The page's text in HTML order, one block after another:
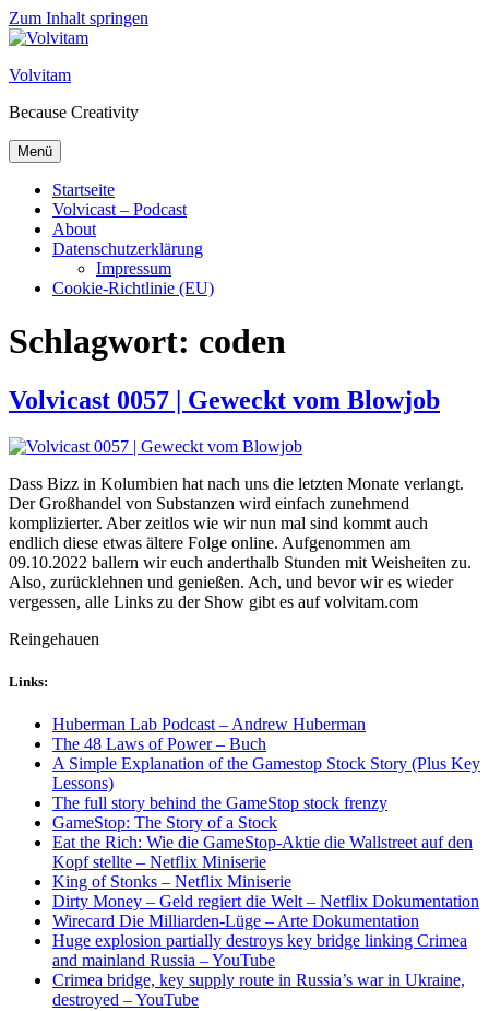
Zum Inhalt springen
Volvitam
Because Creativity
Menü
Startseite
Volvicast – Podcast
About
Datenschutzerklärung
Impressum
Cookie-Richtlinie (EU)
Schlagwort: coden
Volvicast 0057 | Geweckt vom Blowjob
Dass Bizz in Kolumbien hat nach uns die letzten Monate verlangt.
Der Großhandel von Substanzen wird einfach zunehmend
komplizierter. Aber zeitlos wie wir nun mal sind kommt auch
endlich diese etwas ältere Folge online. Aufgenommen am
09.10.2022 ballern wir euch anderthalb Stunden mit Weisheiten zu.
Also, zurücklehnen und genießen. Ach, und bevor wir es wieder
vergessen, alle Links zu der Show gibt es auf volvitam.com
Reingehauen
Links:
Huberman Lab Podcast – Andrew Huberman
The 48 Laws of Power – Buch
A Simple Explanation of the Gamestop Stock Story (Plus Key
Lessons)
The full story behind the GameStop stock frenzy
GameStop: The Story of a Stock
Eat the Rich: Wie die GameStop-Aktie die Wallstreet auf den
Kopf stellte – Netflix Miniserie
King of Stonks – Netflix Miniserie
Dirty Money – Geld regiert die Welt – Netflix Dokumentation
Wirecard Die Milliarden-Lüge – Arte Dokumentation
Huge explosion partially destroys key bridge linking Crimea
and mainland Russia – YouTube
Crimea bridge, key supply route in Russia’s war in Ukraine,
destroyed – YouTube